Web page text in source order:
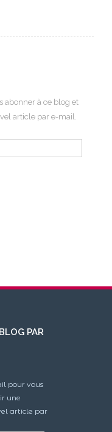
abonner à ce blog et
article par e-mail.
PAR
pour vous
une
article par